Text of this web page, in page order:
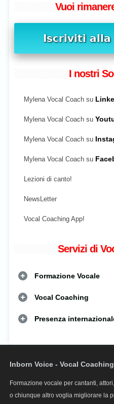
Vuoi
I nostri
Mylena Vocal Coach su
Mylena Vocal Coach su
Mylena Vocal Coach su
Mylena Vocal Coach su
Lezioni di canto!
NewsLetter
Vocal Coaching App!
Servizi di
Formazione Vocale
Vocal Coaching
Presenza
Inborn Voice - Vocal
Formazione vocale per cantanti,
o chiunque altro voglia migliorare la